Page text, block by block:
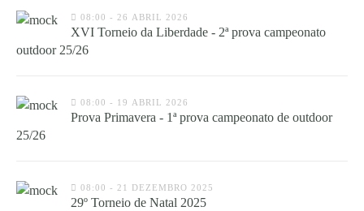
08:00 - 26 ABRIL 2026
XVI Torneio da Liberdade - 2ª prova campeonato
outdoor 25/26
08:00 - 19 ABRIL 2026
Prova Primavera - 1ª prova campeonato de outdoor
25/26
08:00 - 21 DEZEMBRO 2025
29º Torneio de Natal 2025